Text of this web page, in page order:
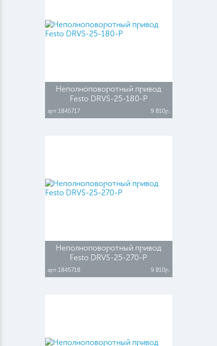
Неполноповоротный привод
Festo DRVS-25-180-P
арт.1845717 9 810р.
Неполноповоротный привод
Festo DRVS-25-270-P
арт.1845718 9 810р.